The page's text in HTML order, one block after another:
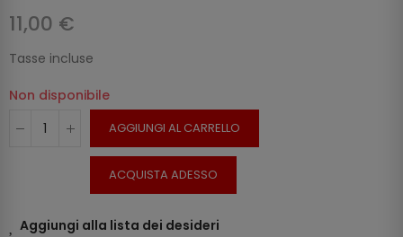
11,00 €
Tasse incluse
Non disponibile
AGGIUNGI AL CARRELLO
ACQUISTA ADESSO
Aggiungi alla lista dei desideri